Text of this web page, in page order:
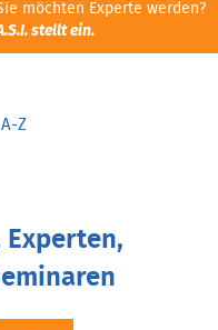
möchten Experte werden?
stellt ein.
A-Z
Experten,